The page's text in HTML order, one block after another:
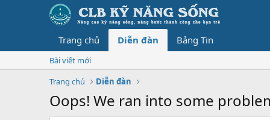
Trang chủ Diễn đàn Bảng Tin
Bài viết mới
Trang chủ
Diễn đàn
Oops! We ran into some